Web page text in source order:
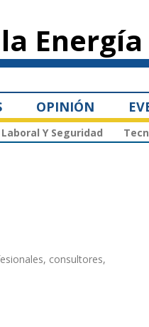
Energía
OPINIÓN
Laboral Y Seguridad
consultores,